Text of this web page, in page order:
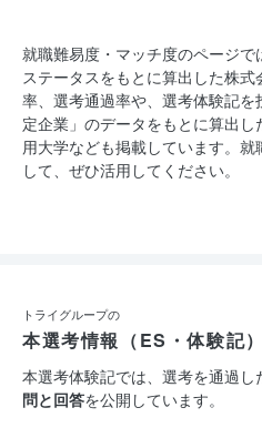
就職難易度・マッチ度のページ
ステータスをもとに算出した株
率、選考通過率や、選考体験記
定企業」のデータをもとに算出
用大学なども掲載しています。
して、ぜひ活用してください。
トライグループの
本選考情報（ES・体験記）
本選考体験記では、選考を通過し
問と回答を公開しています。